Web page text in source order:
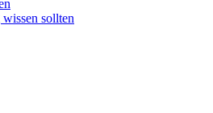
sollten